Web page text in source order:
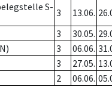
S- 3 13.06.
3 30.05.
3 06.06.
3 27.05.
2 06.06.